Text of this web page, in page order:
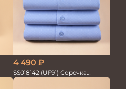
4 490 ₽
SS018142 (UF91) Сорочка
мужская GROSTYLE TRENDY